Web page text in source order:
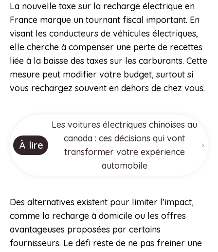
La nouvelle taxe sur la recharge électrique en
France marque un tournant fiscal important. En
visant les conducteurs de véhicules électriques,
elle cherche à compenser une perte de recettes
liée à la baisse des taxes sur les carburants. Cette
mesure peut modifier votre budget, surtout si
vous rechargez souvent en dehors de chez vous.
À lire
Les voitures électriques chinoises au
canada : ces décisions qui vont
transformer votre expérience
automobile
Des alternatives existent pour limiter l’impact,
comme la recharge à domicile ou les offres
avantageuses proposées par certains
fournisseurs. Le défi reste de ne pas freiner une